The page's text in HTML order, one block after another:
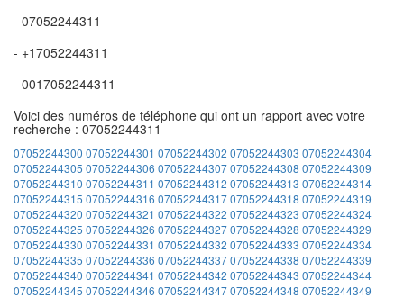
- 07052244311
- +17052244311
- 0017052244311
Voici des numéros de téléphone qui ont un rapport avec votre
recherche : 07052244311
07052244300 07052244301 07052244302 07052244303 07052244304
07052244305 07052244306 0705224430707052244308 07052244309
07052244310 07052244311 07052244312 07052244313 07052244314
07052244315 07052244316 0705224431707052244318 07052244319
07052244320 07052244321 07052244322 07052244323 07052244324
07052244325 07052244326 0705224432707052244328 07052244329
07052244330 07052244331 07052244332 07052244333 07052244334
07052244335 07052244336 0705224433707052244338 07052244339
07052244340 07052244341 07052244342 07052244343 07052244344
07052244345 07052244346 0705224434707052244348 07052244349